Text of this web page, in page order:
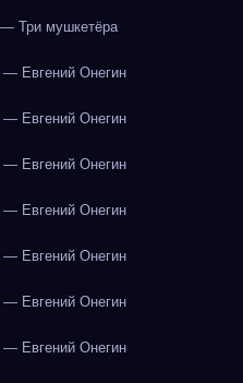
Три мушкетёра
Евгений Онегин
Евгений Онегин
Евгений Онегин
Евгений Онегин
Евгений Онегин
Евгений Онегин
Евгений Онегин